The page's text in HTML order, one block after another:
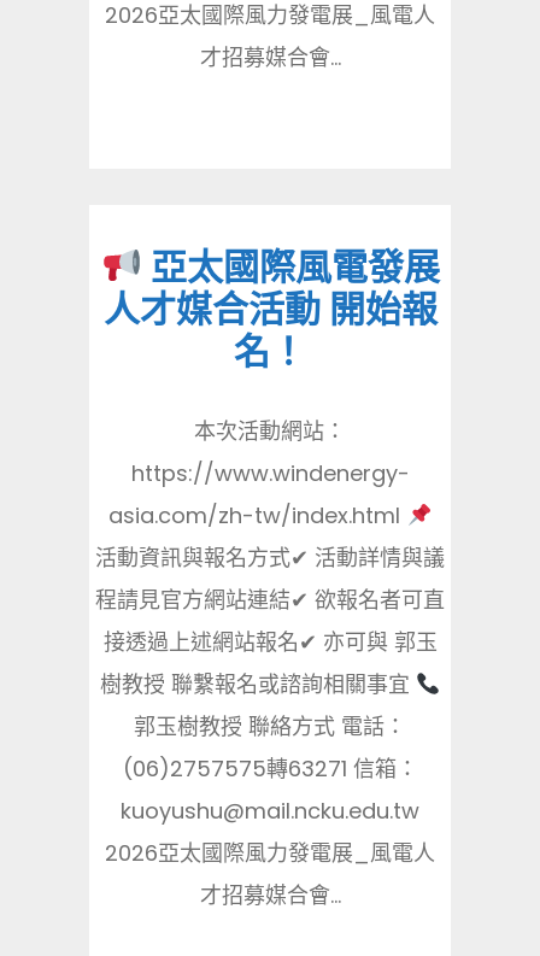
2026亞太國際風力發電展_風電人
才招募媒合會...
亞太國際風電發展
人才媒合活動 開始報
名！
本次活動網站：
https://www.windenergy-
asia.com/zh-tw/index.html
活動資訊與報名方式✔ 活動詳情與議
程請見官方網站連結✔ 欲報名者可直
接透過上述網站報名✔ 亦可與 郭玉
樹教授 聯繫報名或諮詢相關事宜
郭玉樹教授 聯絡方式 電話：
(06)2757575轉63271 信箱：
kuoyushu@mail.ncku.edu.tw
2026亞太國際風力發電展_風電人
才招募媒合會...